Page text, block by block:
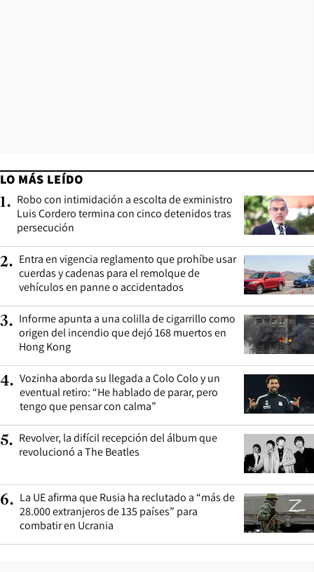
LO MÁS LEÍDO
1. Robo con intimidación a escolta de exministro
Luis Cordero termina con cinco detenidos tras
persecución
2. Entra en vigencia reglamento que prohíbe usar
cuerdas y cadenas para el remolque de
vehículos en panne o accidentados
3. Informe apunta a una colilla de cigarrillo como
origen del incendio que dejó 168 muertos en
Hong Kong
4. Vozinha aborda su llegada a Colo Colo y un
eventual retiro: “He hablado de parar, pero
tengo que pensar con calma”
5. Revolver, la difícil recepción del álbum que
revolucionó a The Beatles
6. La UE afirma que Rusia ha reclutado a “más de
28.000 extranjeros de 135 países” para
combatir en Ucrania